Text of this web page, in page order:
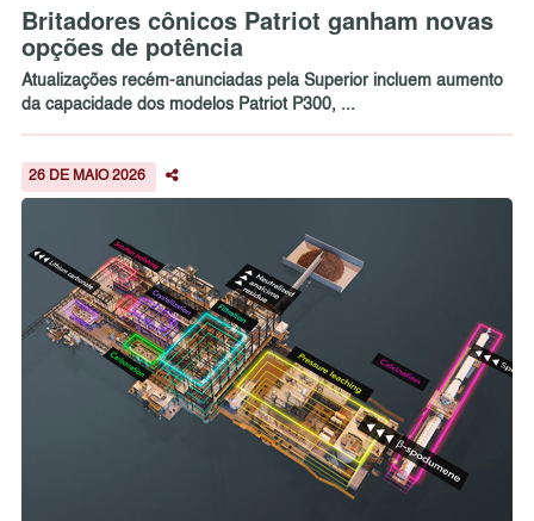
Britadores cônicos Patriot ganham novas
opções de potência
Atualizações recém-anunciadas pela Superior incluem aumento
da capacidade dos modelos Patriot P300, ...
26 DE MAIO 2026